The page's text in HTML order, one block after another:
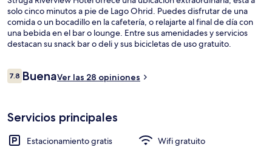
solo cinco minutos a pie de Lago Ohrid. Puedes disfrutar de una
comida o un bocadillo en la cafetería, o relajarte al final de día con
una bebida en el bar o lounge. Entre sus amenidades y servicios
destacan su snack bar o deli y sus bicicletas de uso gratuito.
Opiniones
7.87.8 de 10,
BuenaVer las 28 opiniones
Servicios principales
Estacionamiento gratis
Wifi gratuito